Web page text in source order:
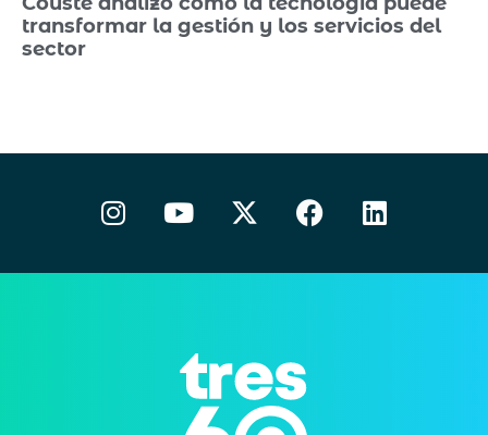
transformar la gestión y los servicios del
sector